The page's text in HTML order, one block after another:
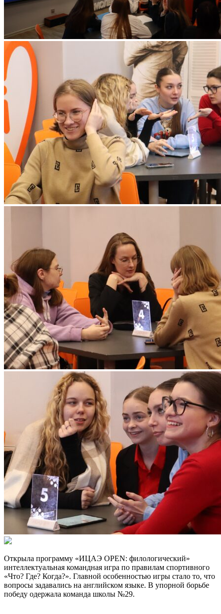
Открыла программу «ИЦАЭ OPEN: филологический»
интеллектуальная командная игра по правилам спортивного
«Что? Где? Когда?». Главной особенностью игры стало то, что
вопросы задавались на английском языке. В упорной борьбе
победу одержала команда школы №29.